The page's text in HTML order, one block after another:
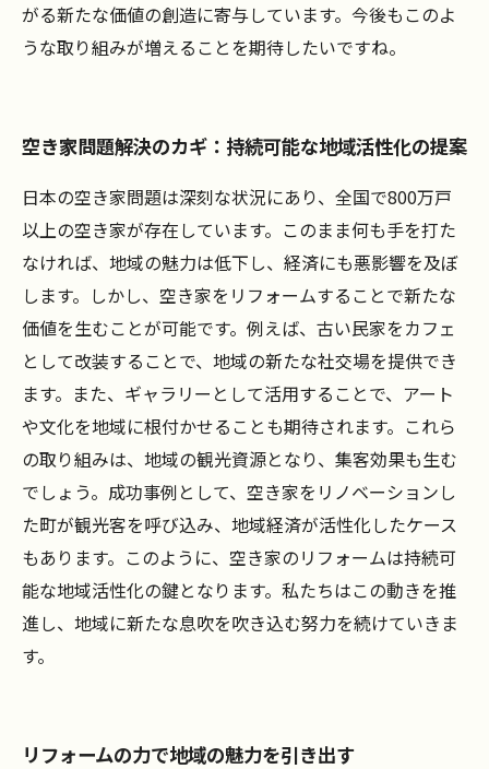
がる新たな価値の創造に寄与しています。今後もこのよ
うな取り組みが増えることを期待したいですね。
空き家問題解決のカギ：持続可能な地域活性化の提案
日本の空き家問題は深刻な状況にあり、全国で800万戸
以上の空き家が存在しています。このまま何も手を打た
なければ、地域の魅力は低下し、経済にも悪影響を及ぼ
します。しかし、空き家をリフォームすることで新たな
価値を生むことが可能です。例えば、古い民家をカフェ
として改装することで、地域の新たな社交場を提供でき
ます。また、ギャラリーとして活用することで、アート
や文化を地域に根付かせることも期待されます。これら
の取り組みは、地域の観光資源となり、集客効果も生む
でしょう。成功事例として、空き家をリノベーションし
た町が観光客を呼び込み、地域経済が活性化したケース
もあります。このように、空き家のリフォームは持続可
能な地域活性化の鍵となります。私たちはこの動きを推
進し、地域に新たな息吹を吹き込む努力を続けていきま
す。
リフォームの力で地域の魅力を引き出す